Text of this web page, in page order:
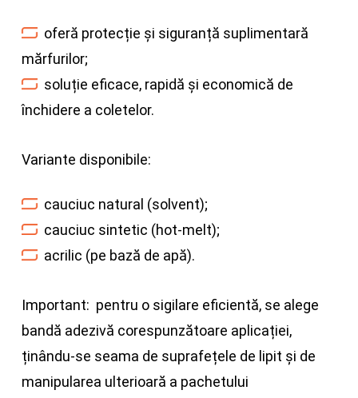
oferă protecție și siguranță suplimentară
mărfurilor;
soluție eficace, rapidă și economică de
închidere a coletelor.
Variante disponibile:
cauciuc natural (solvent);
cauciuc sintetic (hot-melt);
acrilic (pe bază de apă).
Important: pentru o sigilare eficientă, se alege
bandă adezivă corespunzătoare aplicației,
ținându-se seama de suprafețele de lipit și de
manipularea ulterioară a pachetului